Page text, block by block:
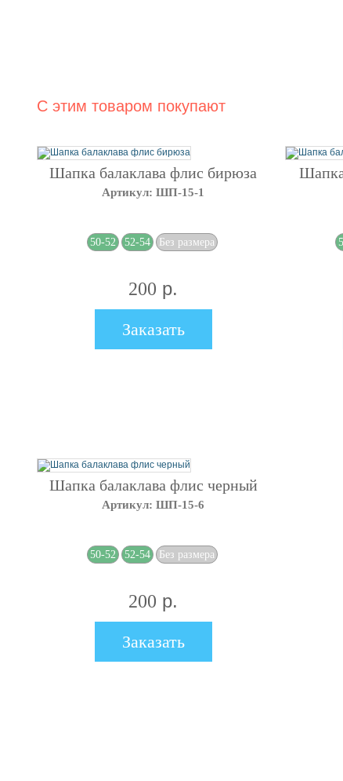
С этим товаром покупают
Шапка балаклава флис бирюза
Артикул: ШП-15-1
50-52 52-54 Без размера
200 р.
Заказать
Шапка
Шапка балаклава флис черный
Артикул: ШП-15-6
50-52 52-54 Без размера
200 р.
Заказать